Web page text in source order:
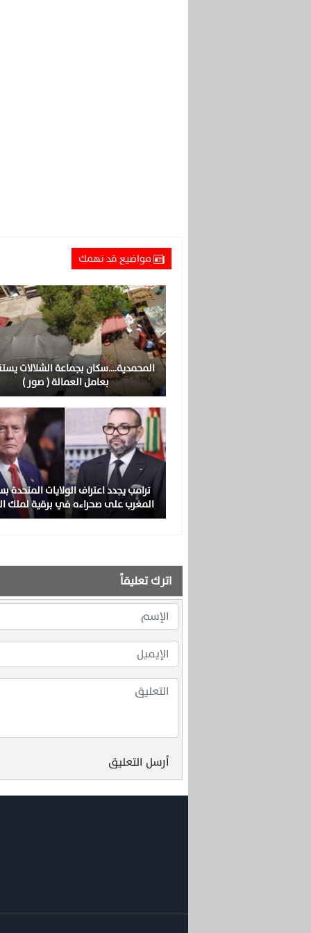
مواضيع قد تهمك
المحمدية….سكان بجماعة الشلالات
بعامل العمالة ( صور )
ترامب يجدد اعتراف الولايات المتحدة
المغرب على صحراءه في برقية لملك
اترك تعليقاً
أرسل التعليق